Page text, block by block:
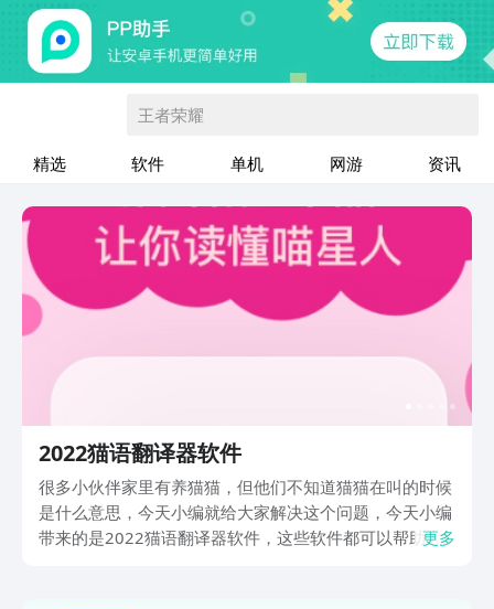
王者荣耀
精选 软件 单机 网游 资讯
2022猫语翻译器软件
很多小伙伴家里有养猫猫，但他们不知道猫猫在叫的时候
是什么意思，今天小编就给大家解决这个问题，今天小编
带来的是2022猫语翻译器软件，这些软件都可以帮助大
更多